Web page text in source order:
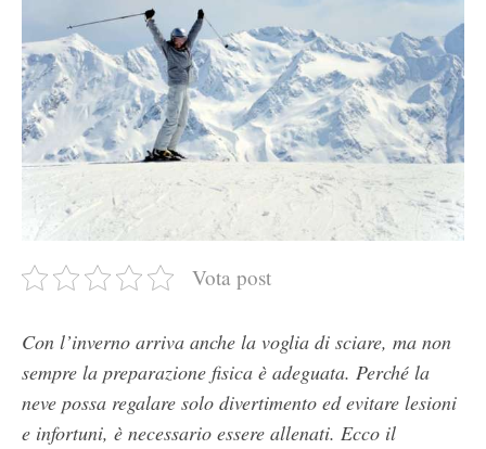
Vota post
Con l’inverno arriva anche la voglia di sciare, ma non
sempre la preparazione fisica è adeguata. Perché la
neve possa regalare solo divertimento ed evitare lesioni
e infortuni, è necessario essere allenati. Ecco il